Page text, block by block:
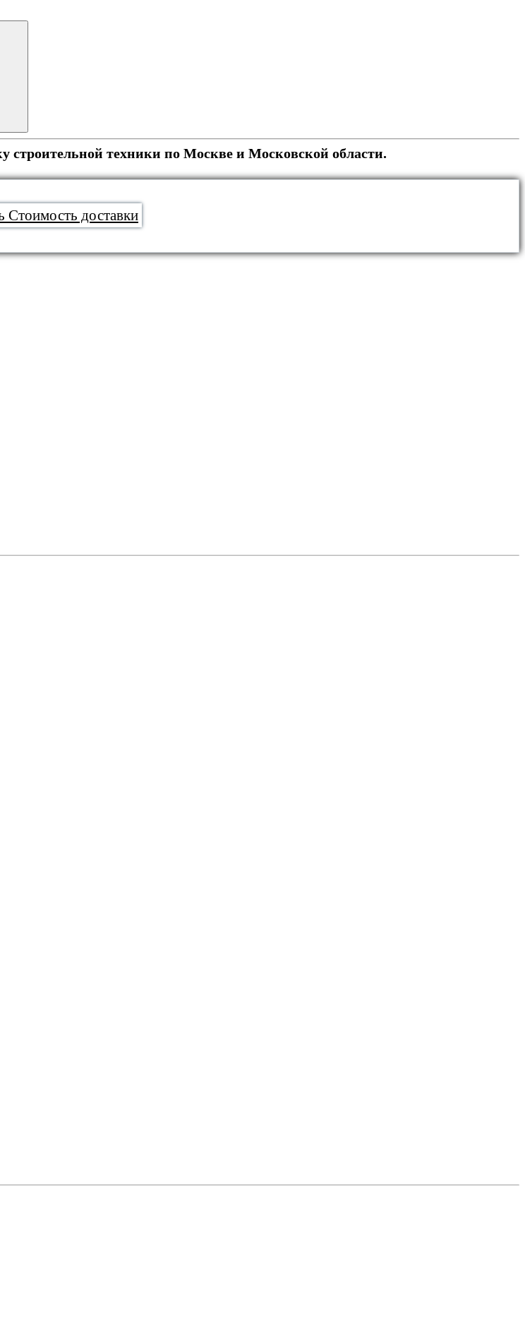
техники по Москве и Московской области.
Стоимость доставки